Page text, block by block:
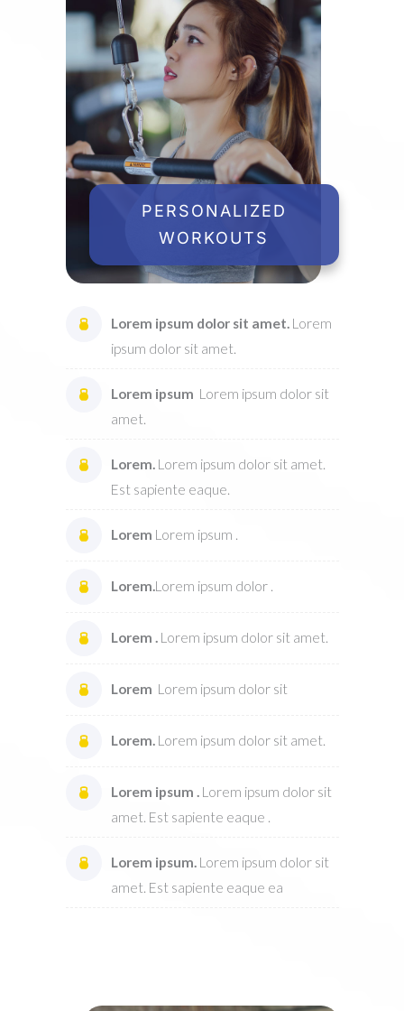
PERSONALIZED
WORKOUTS
Lorem ipsum dolor sit amet. Lorem
ipsum dolor sit amet.
Lorem ipsum Lorem ipsum dolor sit
amet.
Lorem. Lorem ipsum dolor sit amet.
Est sapiente eaque.
Lorem Lorem ipsum .
Lorem.Lorem ipsum dolor .
Lorem .Lorem ipsum dolor sit amet.
Lorem Lorem ipsum dolor sit
Lorem.Lorem ipsum dolor sit amet.
Lorem ipsum . Lorem ipsum dolor sit
amet. Est sapiente eaque .
Lorem ipsum. Lorem ipsum dolor sit
amet. Est sapiente eaque ea